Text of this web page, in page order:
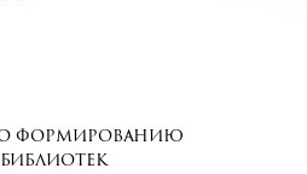
формированию